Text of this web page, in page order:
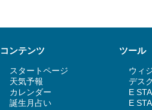
コンテンツ
スタートページ
天気予報
カレンダー
誕生月占い
ツール
ウィ
デス
E
E